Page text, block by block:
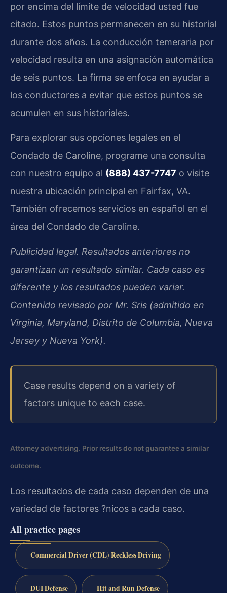
por encima del límite de velocidad usted fue
citado. Estos puntos permanecen en su historial
durante dos años. La conducción temeraria por
velocidad resulta en una asignación automática
de seis puntos. La firma se enfoca en ayudar a
los conductores a evitar que estos puntos se
acumulen en sus historiales.
Para explorar sus opciones legales en el
Condado de Caroline, programe una consulta
con nuestro equipo al (888) 437-7747 o visite
nuestra ubicación principal en Fairfax, VA.
También ofrecemos servicios en español en el
área del Condado de Caroline.
Publicidad legal. Resultados anteriores no
garantizan un resultado similar. Cada caso es
diferente y los resultados pueden variar.
Contenido revisado por Mr. Sris (admitido en
Virginia, Maryland, Distrito de Columbia, Nueva
Jersey y Nueva York).
Case results depend on a variety of
factors unique to each case.
Attorney advertising. Prior results do not guarantee a similar
outcome.
Los resultados de cada caso dependen de una
variedad de factores ?nicos a cada caso.
All practice pages
Commercial Driver (CDL) Reckless Driving
DUI Defense Hit and Run Defense